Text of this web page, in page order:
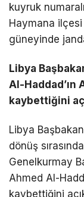
kuyruk
Haymana
güneyinde
Libya
Al-Haddad’ın
kaybettiğini
Libya
dönüş
Genelkurmay
Ahmed Al-
kaybettiğini